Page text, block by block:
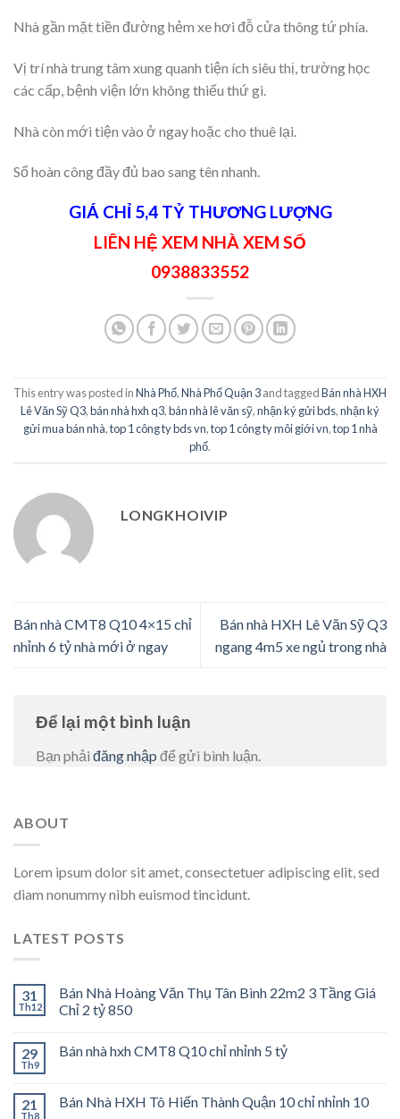
Nhà gần mặt tiền đường hẻm xe hơi đỗ cửa thông tứ phía.
Vị trí nhà trung tâm xung quanh tiện ích siêu thị, trường học
các cấp, bệnh viện lớn không thiếu thứ gì.
Nhà còn mới tiện vào ở ngay hoặc cho thuê lại.
Sổ hoàn công đầy đủ bao sang tên nhanh.
GIÁ CHỈ 5,4 TỶ THƯƠNG LƯỢNG
LIÊN HỆ XEM NHÀ XEM SỔ
0938833552
This entry was posted inNhà Phố,Nhà Phố Quận 3and taggedBán nhà HXH
Lê Văn Sỹ Q3,bán nhà hxh q3,bán nhà lê văn sỹ,nhận ký gửi bds,nhận ký
gửi mua bán nhà,top 1 công ty bds vn,top 1 công ty môi giới vn,top 1 nhà
phố.
LONGKHOIVIP
Bán nhà CMT8 Q10 4×15 chỉ
nhỉnh 6 tỷ nhà mới ở ngay
Bán nhà HXH Lê Văn Sỹ Q3
ngang 4m5 xe ngủ trong nhà
Để lại một bình luận
Bạn phải đăng nhập để gửi bình luận.
ABOUT
Lorem ipsum dolor sit amet, consectetuer adipiscing elit, sed
diam nonummy nibh euismod tincidunt.
LATEST POSTS
31
Th12
Bán Nhà Hoàng Văn Thụ Tân Bình 22m2 3 Tầng Giá
Chỉ 2 tỷ 850
29
Th9
Bán nhà hxh CMT8 Q10 chỉ nhỉnh 5 tỷ
21
Th8
Bán Nhà HXH Tô Hiến Thành Quận 10 chỉ nhỉnh 10